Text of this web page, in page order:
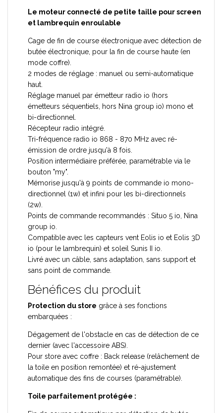
Le moteur connecté de petite taille pour screen
et lambrequin enroulable
Cage de fin de course électronique avec détection de
butée électronique, pour la fin de course haute (en
mode coffre).
2 modes de réglage : manuel ou semi-automatique
haut.
Réglage manuel par émetteur radio io (hors
émetteurs séquentiels, hors Nina group io) mono et
bi-directionnel.
Récepteur radio intégré.
Tri-fréquence radio io 868 - 870 MHz avec ré-
émission de ordre jusqu'à 8 fois.
Position intermédiaire préférée, paramétrable via le
bouton "my".
Mémorise jusqu'à 9 points de commande io mono-
directionnel (1w) et infini pour les bi-directionnels
(2w).
Points de commande recommandés : Situo 5 io, Nina
group io.
Compatible avec les capteurs vent Eolis io et Eolis 3D
io (pour le lambrequin) et soleil Sunis II io.
Livré avec un câble, sans adaptation, sans support et
sans point de commande.
Bénéfices du produit
Protection du store grâce à ses fonctions
embarquées :
Dégagement de l'obstacle en cas de détection de ce
dernier (avec l'accessoire ABS).
Pour store avec coffre : Back release (relâchement de
la toile en position remontée) et ré-ajustement
automatique des fins de courses (paramétrable).
Toile parfaitement protégée :